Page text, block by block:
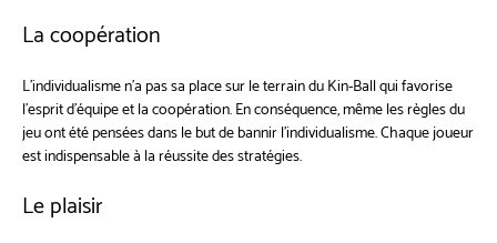
La coopération
L’individualisme n’a pas sa place sur le terrain du Kin-Ball qui favorise
l’esprit d’équipe et la coopération. En conséquence, même les règles du
jeu ont été pensées dans le but de bannir l’individualisme. Chaque joueur
est indispensable à la réussite des stratégies.
Le plaisir